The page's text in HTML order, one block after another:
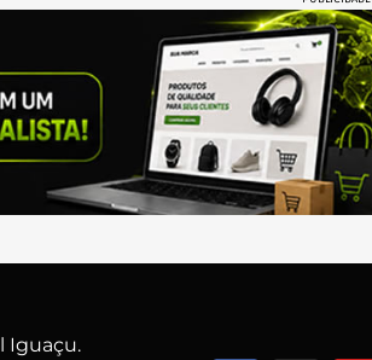
Iguaçu.